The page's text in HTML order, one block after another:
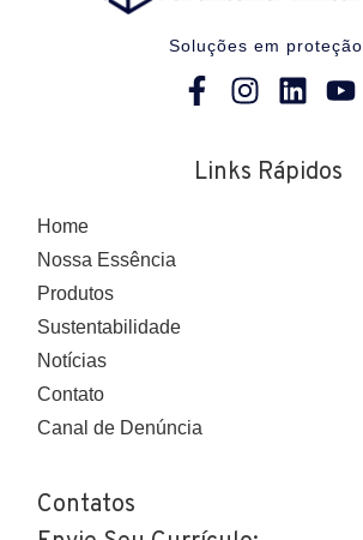
Soluções em proteção.
Links Rápidos
Home
Nossa Essência
Produtos
Sustentabilidade
Notícias
Contato
Canal de Denúncia
Contatos